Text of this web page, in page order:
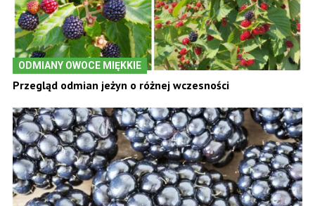
ODMIANY OWOCE MIĘKKIE
Przegląd odmian jeżyn o różnej wczesności